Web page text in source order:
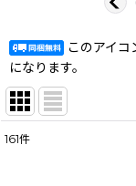
このアイ
になります。
サブカテゴリ
161件